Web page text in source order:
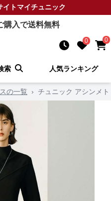
イトマイチュニック
購入で送料無料
0 0
索 人気ランキング
の一覧 › チュニック アシンメ